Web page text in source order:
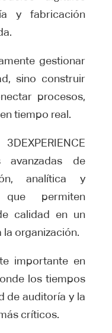
y fabricación
gestionar
sino construir
procesos,
tiempo real.
avanzadas de
analítica y
permiten
calidad en un
organización.
importante en
los tiempos
de auditoría y la
críticos.